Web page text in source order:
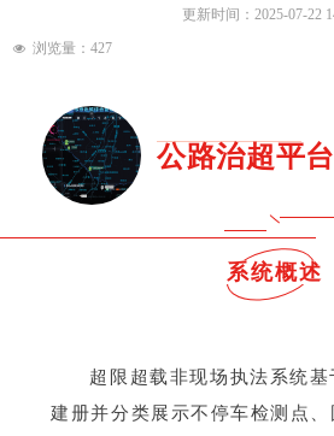
公路治超平台
系统概述
超限超载非现场执法系统基
建册并分类展示不停车检测点
넶 浏览量： 427
更新时间： 2025-07-22